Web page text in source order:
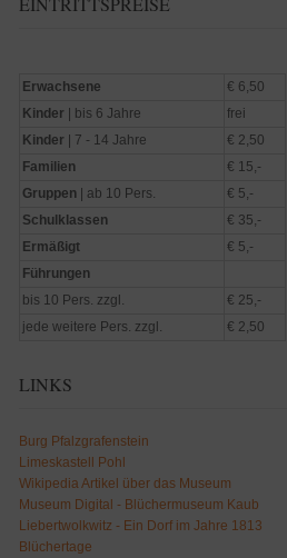
Erwachsene
€ 6,50
Kinder | bis 6 Jahre
frei
Kinder | 7 - 14 Jahre
€ 2,50
Familien
€ 15,-
Gruppen | ab 10 Pers.
€ 5,-
Schulklassen
€ 35,-
Ermäßigt
€ 5,-
Führungen
bis 10 Pers. zzgl.
€ 25,-
jede weitere Pers. zzgl.
€ 2,50
LINKS
Burg Pfalzgrafenstein
Limeskastell Pohl
Wikipedia Artikel über das Museum
Museum Digital - Blüchermuseum Kaub
Liebertwolkwitz - Ein Dorf im Jahre 1813
Blüchertage